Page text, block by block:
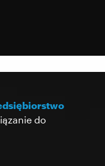
do